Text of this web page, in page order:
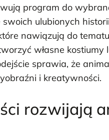
program do
ulubionych
nawiązują do
własne
sprawia, że
i kreatywności.
rozwijają